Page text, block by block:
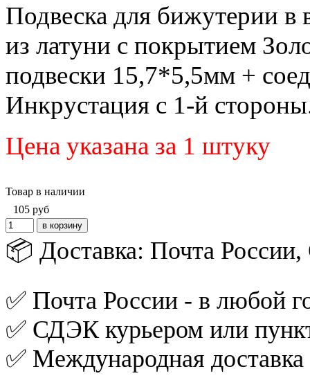
Подвеска для бижутерии в
из латуни с покрытием
подвески 15,7*5,5мм +
Инкрустация с 1-й
Цена указана за 1 штуку
Товар в наличии
105 руб
📦 Доставка: Почта
✅ Почта России - в любой
✅ СДЭК курьером или
✅ Международная